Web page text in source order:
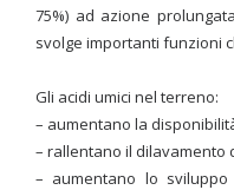
75%) ad azione
svolge importanti funzioni
Gli acidi umici nel terreno:
– aumentano la
– rallentano il dilavamento
– aumentano lo